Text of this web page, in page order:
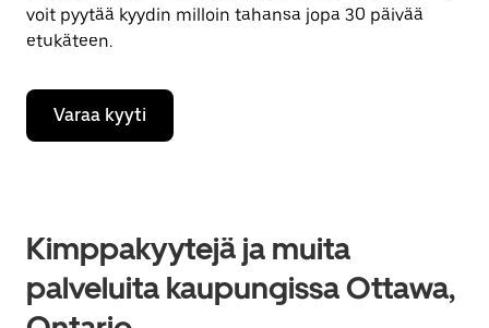
voit pyytää kyydin milloin tahansa jopa 30 päivää
etukäteen.
Varaa kyyti
Kimppakyytejä ja muita
palveluita kaupungissa Ottawa,